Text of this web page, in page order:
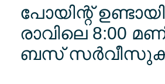
പോയിന്റ്
രാവിലെ 8:00
ബസ്